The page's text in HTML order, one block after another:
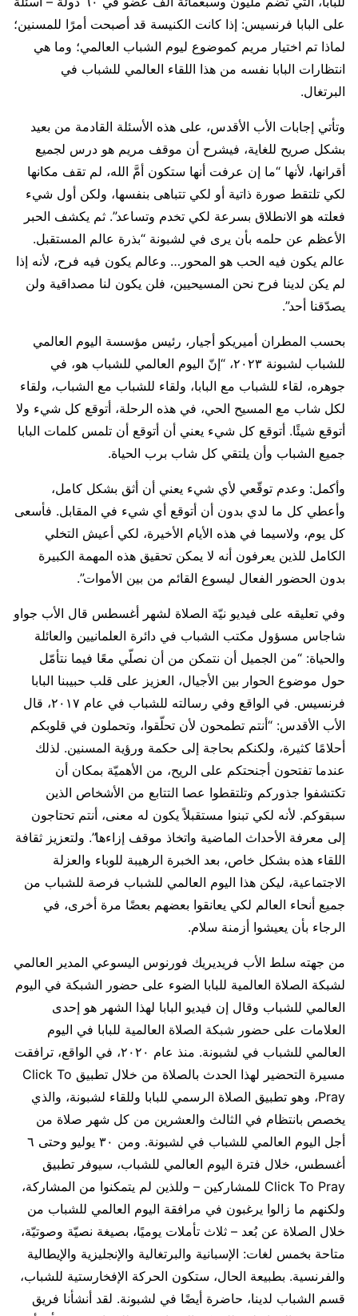
على البابا فرنسيس: إذا كانت الكنيسة قد أصبحت أمرًا للمسنين؛
لماذا تم اختيار مريم كموضوع ليوم الشباب العالمي؛ وما هي
انتظارات البابا نفسه من هذا اللقاء العالمي للشباب في
البرتغال.
وتأتي إجابات الأب الأقدس، على هذه الأسئلة القادمة من بعيد
بشكل صريح للغاية، فيشرح أن موقف مريم هو درس لجميع
أقرانها، لأنها “ما إن عرفت أنها ستكون أمَّ الله، لم تقف مكانها
لكي تلتقط صورة ذاتية أو لكي تتباهى بنفسها، ولكن أول شيء
فعلته هو الانطلاق بسرعة لكي تخدم وتساعد”. ثم يكشف الحبر
الأعظم عن حلمه بأن يرى في لشبونة “بذرة عالم المستقبل.
عالم يكون فيه الحب هو المحور… وعالم يكون فيه فرح، لأنه إذا
لم يكن لدينا فرح نحن المسيحيين، فلن يكون لنا مصداقية ولن
يصدّقنا أحد”.
بحسب المطران أميريكو أجيار، رئيس مؤسسة اليوم العالمي
للشباب لشبونة ٢٠٢٣، “إنّ اليوم العالمي للشباب هو، في
جوهره، لقاء للشباب مع البابا، ولقاء للشباب مع الشباب، ولقاء
لكل شاب مع المسيح الحي، في هذه الرحلة، أتوقع كل شيء ولا
أتوقع شيئًا. أتوقع كل شيء يعني أن أتوقع أن تلمس كلمات البابا
جميع الشباب وأن يلتقي كل شاب برب الحياة.
وأكمل: وعدم توقّعي لأي شيء يعني أن أثق بشكل كامل،
وأعطي كل ما لدي بدون أن أتوقع أي شيء في المقابل. فأسعى
كل يوم، ولاسيما في هذه الأيام الأخيرة، لكي أعيش التخلي
الكامل للذين يعرفون أنه لا يمكن تحقيق هذه المهمة الكبيرة
بدون الحضور الفعال ليسوع القائم من بين الأموات”.
وفي تعليقه على فيديو نيّة الصلاة لشهر أغسطس قال الأب جواو
شاجاس مسؤول مكتب الشباب في دائرة العلمانيين والعائلة
والحياة: “من الجميل أن نتمكن من أن نصلّي معًا فيما نتأمّل
حول موضوع الحوار بين الأجيال، العزيز على قلب حبيبنا البابا
فرنسيس. في الواقع وفي رسالته للشباب في عام ٢٠١٧، قال
الأب الأقدس: “أنتم تطمحون لأن تحلّقوا، وتحملون في قلوبكم
أحلامًا كثيرة، ولكنكم بحاجة إلى حكمة ورؤية المسنين. لذلك
عندما تفتحون أجنحتكم على الريح، من الأهميّة بمكان أن
تكتشفوا جذوركم وتلتقطوا عصا التتابع من الأشخاص الذين
سبقوكم. لأنه لكي تبنوا مستقبلاً يكون له معنى، أنتم تحتاجون
إلى معرفة الأحداث الماضية واتخاذ موقف إزاءها”. ولتعزيز ثقافة
اللقاء هذه بشكل خاص، بعد الخبرة الرهيبة للوباء والعزلة
الاجتماعية، ليكن هذا اليوم العالمي للشباب فرصة للشباب من
جميع أنحاء العالم لكي يعانقوا بعضهم بعضًا مرة أخرى، في
الرجاء بأن يعيشوا أزمنة سلام.
من جهته سلط الأب فريديريك فورنوس اليسوعي المدير العالمي
لشبكة الصلاة العالمية للبابا الضوء على حضور الشبكة في اليوم
العالمي للشباب وقال إن فيديو البابا لهذا الشهر هو إحدى
العلامات على حضور شبكة الصلاة العالمية للبابا في اليوم
العالمي للشباب في لشبونة. منذ عام ٢٠٢٠، في الواقع، ترافقت
مسيرة التحضير لهذا الحدث بالصلاة من خلال تطبيق Click To
Pray، وهو تطبيق الصلاة الرسمي للبابا وللقاء لشبونة، والذي
يخصص بانتظام في الثالث والعشرين من كل شهر صلاة من
أجل اليوم العالمي للشباب في لشبونة. ومن ٣٠ يوليو وحتى ٦
أغسطس، خلال فترة اليوم العالمي للشباب، سيوفر تطبيق
Click To Pray للمشاركين – وللذين لم يتمكنوا من المشاركة،
ولكنهم ما زالوا يرغبون في مرافقة اليوم العالمي للشباب من
خلال الصلاة عن بُعد – ثلاث تأملات يوميًا، بصيغة نصيّة وصوتيّة،
متاحة بخمس لغات: الإسبانية والبرتغالية والإنجليزية والإيطالية
والفرنسية. بطبيعة الحال، ستكون الحركة الإفخارستية للشباب،
قسم الشباب لدينا، حاضرة أيضًا في لشبونة. لقد أنشأنا فريق